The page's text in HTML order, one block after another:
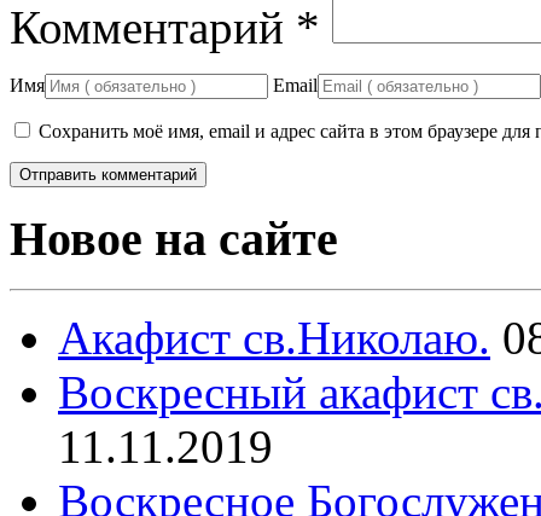
Комментарий *
Имя Email
Сохранить моё имя, email и адрес сайта в этом браузере
Новое на сайте
Акафист св.Николаю.
Воскресный акафист
11.11.2019
Воскресное